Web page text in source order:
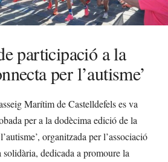
participació a la
per l’autisme’
Marítim de Castelldefels es va
per a la dodècima edició de la
organitzada per l’associació
dedicada a promoure la